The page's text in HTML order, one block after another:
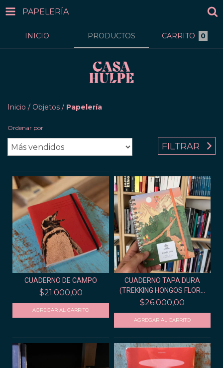
PAPELERÍA
INICIO PRODUCTOS CARRITO 0
Inicio / Objetos / Papelería
Ordenar por
FILTRAR
CUADERNO DE CAMPO
$21.000,00
CUADERNO TAPA DURA
(TREKKING HONGOS FLOR...
$26.000,00